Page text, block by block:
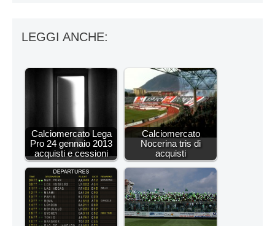
LEGGI ANCHE:
Calciomercato Lega
Pro 24 gennaio 2013
acquisti e cessioni
Calciomercato
Nocerina tris di
acquisti